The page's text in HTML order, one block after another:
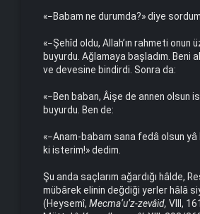
«−Babam ne durumda?» diye sordum.
«−Şehîd oldu, Allah’ın rahmeti onun
buyurdu. Ağlamaya başladım. Beni
ve devesine bindirdi. Sonra da:
«−Ben baban, Âişe de annen olsun
buyurdu. Ben de:
«−Anam-babam sana fedâ olsun
ki isterim!» dedim.
Şu anda saçlarım ağardığı hâlde,
mübârek elinin değdiği yerler hâlâ
(Heysemî, Mecma‘u’z-zevâid, VIII,